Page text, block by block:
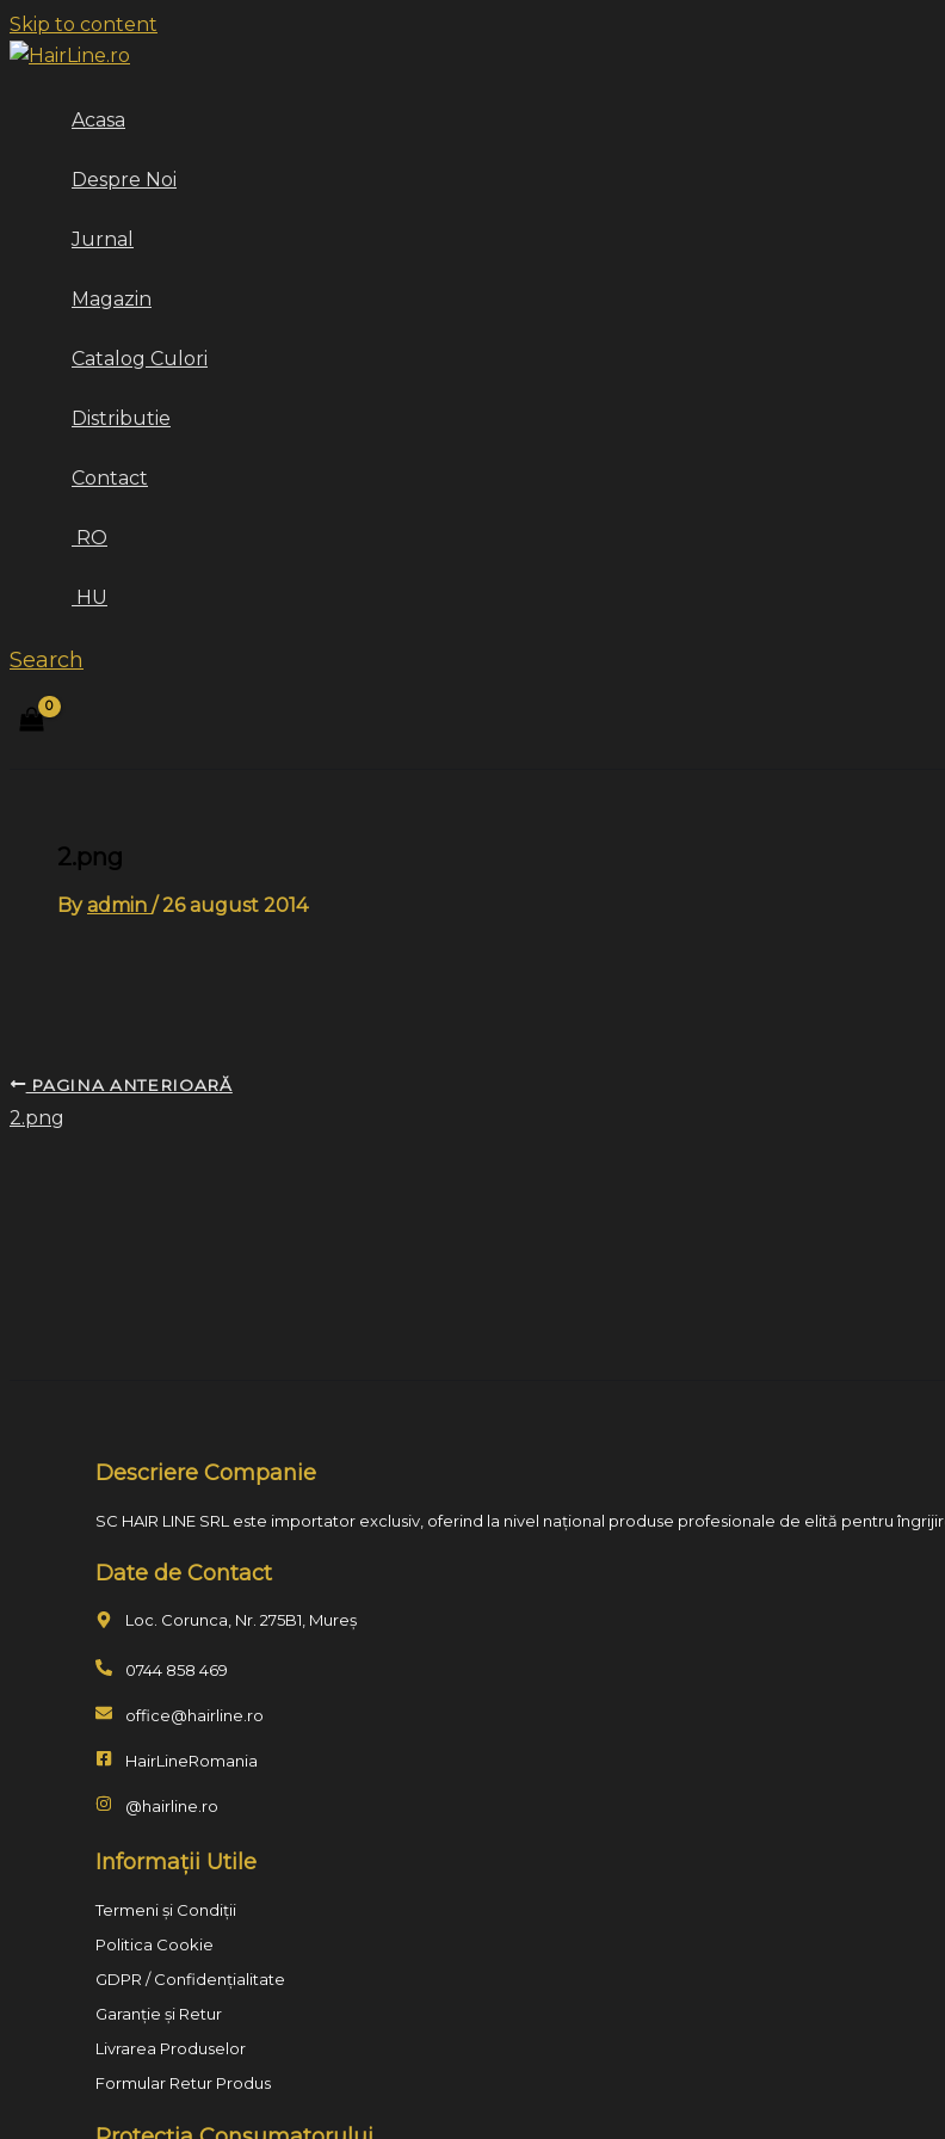
Skip to content
Acasa
Despre Noi
Jurnal
Magazin
Catalog Culori
Distributie
Contact
RO
HU
Search
2.png
By admin /26 august 2014
PAGINA ANTERIOARĂ
2.png
Descriere Companie
SC HAIR LINE SRL este importator exclusiv, oferind la nivel național produse profesionale de elită pentru
Date de Contact
Loc. Corunca, Nr. 275B1, Mureș
0744 858 469
office@hairline.ro
HairLineRomania
@hairline.ro
Informații Utile
Termeni și Condiții
Politica Cookie
GDPR / Confidențialitate
Garanție și Retur
Livrarea Produselor
Formular Retur Produs